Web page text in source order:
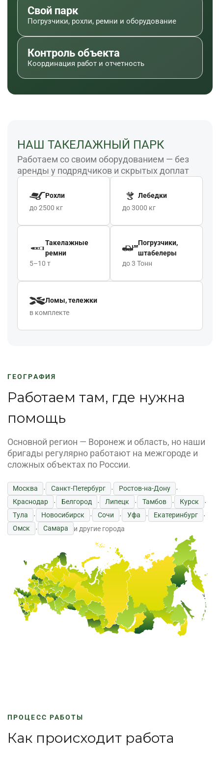
Свой парк
Погрузчики, рохли, ремни и оборудование
Контроль объекта
Координация работ и отчетность
НАШ ТАКЕЛАЖНЫЙ ПАРК
Работаем со своим оборудованием — без
аренды у подрядчиков и скрытых доплат
Рохли
до 2500 кг
Лебедки
до 3000 кг
Такелажные
ремни
5–10 т
Погрузчики,
штабелеры
до 3 Тонн
Ломы, тележки
в комплекте
ГЕОГРАФИЯ
Работаем там, где нужна
помощь
Основной регион — Воронеж и область, но наши
бригады регулярно работают на межгороде и
сложных объектах по России.
Москва · Санкт-Петербург · Ростов-на-Дону
·
Краснодар
· Белгород · Липецк · Тамбов · Курск
·
Тула
· Новосибирск · Сочи · Уфа · Екатеринбург
·
Омск
· Самара и другие города
ПРОЦЕСС РАБОТЫ
Как происходит работа